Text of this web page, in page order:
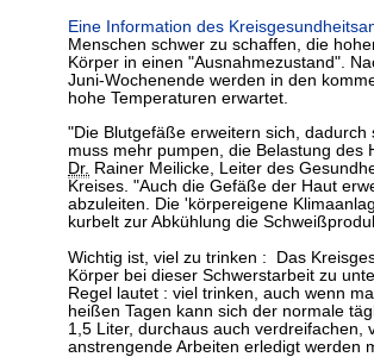
Eine Information des
Menschen schwer zu schaffen, die
Körper in einen "Ausnahmezustand".
Juni-Wochenende werden in den
hohe Temperaturen erwartet.
"Die Blutgefäße erweitern sich,
muss mehr pumpen, die Belastung des
Dr. Rainer Meilicke, Leiter des
Kreises. "Auch die Gefäße der Haut
abzuleiten. Die 'körpereigene
kurbelt zur Abkühlung die
Wichtig ist, viel zu trinken : Das
Körper bei dieser Schwerstarbeit zu
Regel lautet : viel trinken, auch wenn
heißen Tagen kann sich der normale
1,5 Liter, durchaus auch verdreifachen,
anstrengende Arbeiten erledigt werden